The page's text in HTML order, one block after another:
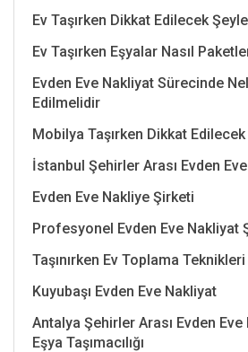
Ev Taşırken Dikkat Edilecek
Ev Taşırken Eşyalar Nasıl
Evden Eve Nakliyat Sürecinde
Edilmelidir
Mobilya Taşırken Dikkat
İstanbul Şehirler Arası Evden
Evden Eve Nakliye Şirketi
Profesyonel Evden Eve Nakliyat
Taşınırken Ev Toplama Teknikleri
Kuyubaşı Evden Eve Nakliyat
Antalya Şehirler Arası Evden
Eşya Taşımacılığı